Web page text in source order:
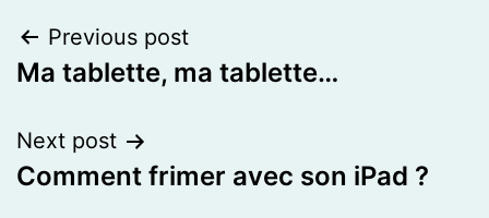
Post
navigation
Previous post
Ma tablette, ma tablette…
Next post
Comment frimer avec son iPad ?